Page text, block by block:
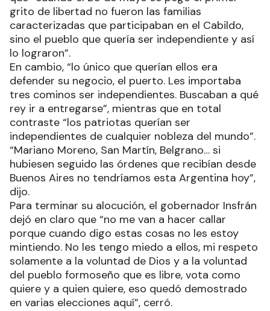
grito de libertad no fueron las familias
caracterizadas que participaban en el Cabildo,
sino el pueblo que quería ser independiente y así
lo lograron”.
En cambio, “lo único que querían ellos era
defender su negocio, el puerto. Les importaba
tres cominos ser independientes. Buscaban a qué
rey ir a entregarse”, mientras que en total
contraste “los patriotas querían ser
independientes de cualquier nobleza del mundo”.
“Mariano Moreno, San Martín, Belgrano… si
hubiesen seguido las órdenes que recibían desde
Buenos Aires no tendríamos esta Argentina hoy”,
dijo.
Para terminar su alocución, el gobernador Insfrán
dejó en claro que “no me van a hacer callar
porque cuando digo estas cosas no les estoy
mintiendo. No les tengo miedo a ellos, mi respeto
solamente a la voluntad de Dios y a la voluntad
del pueblo formoseño que es libre, vota como
quiere y a quien quiere, eso quedó demostrado
en varias elecciones aquí”, cerró.